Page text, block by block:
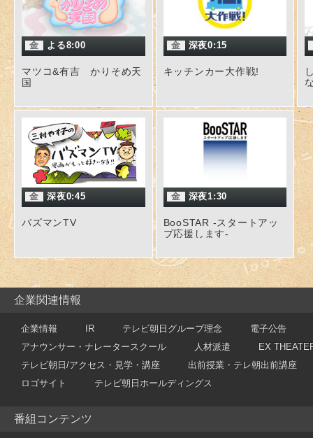
金 よる8:00
マツコ&有吉 かりそめ天
国
金 深夜0:15
キッチンカー大作戦!
金 深夜0:45
バズマンTV
金 深夜1:30
BooSTAR -スタートアッ
プ応援します-
企業関連情報
企業情報 IR テレビ朝日グループ理念
電子公告
アナウンサー・ナレータースクール
人材派遣
EX
テレビ朝日/アクセス・見学・講座
出前授業・テレ朝出前講座
ロゴサイト
テレビ朝日ホールディングス
番組コンテンツ